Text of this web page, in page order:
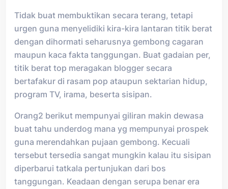
Tidak buat membuktikan secara terang, tetapi
urgen guna menyelidiki kira-kira lantaran titik berat
dengan dihormati seharusnya gembong cagaran
maupun kaca fakta tanggungan. Buat gadaian per,
titik berat top meragakan blogger secara
bertafakur di rasam pop ataupun sektarian hidup,
program TV, irama, beserta sisipan.
Orang2 berikut mempunyai giliran makin dewasa
buat tahu underdog mana yg mempunyai prospek
guna merendahkan pujaan gembong. Kecuali
tersebut tersedia sangat mungkin kalau itu sisipan
diperbarui tatkala pertunjukan dari bos
tanggungan. Keadaan dengan serupa benar era